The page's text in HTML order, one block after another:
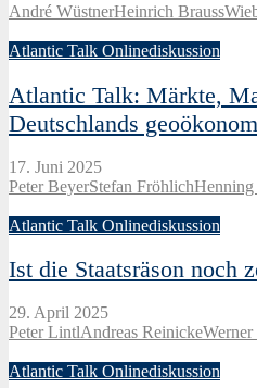
André WüstnerHeinrich Brauss
Atlantic Talk Onlinediskussion
Atlantic Talk: Märkte,
Deutschlands
17. Juni 2025
Peter BeyerStefan Fröhlich
Atlantic Talk Onlinediskussion
Ist die Staatsräson noch
29. April 2025
Peter LintlAndreas ReinickeWerner
Atlantic Talk Onlinediskussion